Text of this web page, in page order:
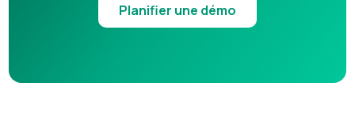
Planifier une démo